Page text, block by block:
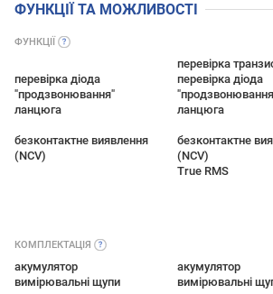
ФУНКЦІЇ ТА МОЖЛИВОСТІ
ФУНКЦІЇ
перевірка діода
"продзвонювання"
ланцюга
безконтактне виявлення
(NCV)
перевірка
перевірка діода
ланцюга
безконтактне
(NCV)
True RMS
КОМПЛЕКТАЦІЯ
акумулятор
вимірювальні щупи
акумулятор
вимірювальні